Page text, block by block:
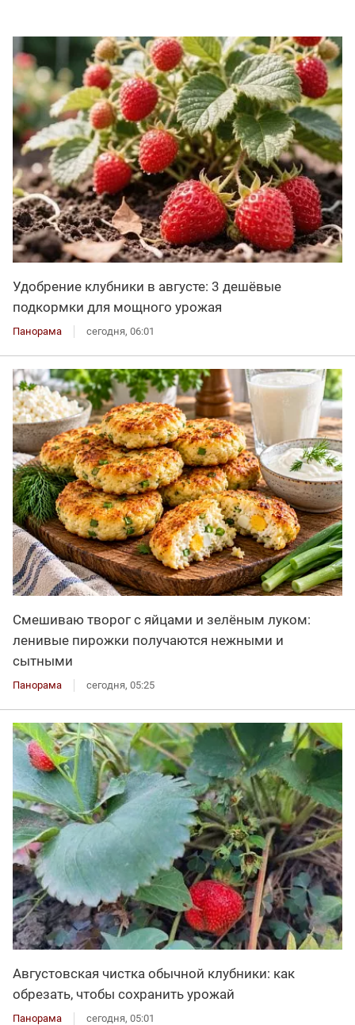
Удобрение клубники в августе: 3 дешёвые
подкормки для мощного урожая
Панорама сегодня, 06:01
Смешиваю творог с яйцами и зелёным луком:
ленивые пирожки получаются нежными и
сытными
Панорама сегодня, 05:25
Августовская чистка обычной клубники: как
обрезать, чтобы сохранить урожай
Панорама сегодня, 05:01